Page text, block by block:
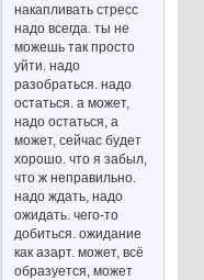
накапливать стресс
надо всегда. ты не
можешь так просто
уйти. надо
разобраться. надо
остаться. а может,
надо остаться, а
может, сейчас будет
хорошо. что я забыл,
что ж неправильно.
надо ждать, надо
ожидать. чего-то
добиться. ожидание
как азарт. может, всё
образуется, может